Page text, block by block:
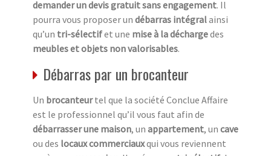
demander un devis gratuit sans engagement. Il
pourra vous proposer un débarras intégralainsi
qu’un tri-sélectifet une mise à la déchargedes
meubles et objets non valorisables.
Débarras par un brocanteur
Un brocanteurtel que la société Conclue Affaire
est le professionnel qu’il vous faut afin de
débarrasser une maison, un appartement, un cave
ou des locaux commerciauxqui vous reviennent